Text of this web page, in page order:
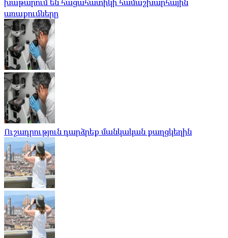
առաքումները
Ուշադրություն դարձրեք մանկական քաղցկեղին